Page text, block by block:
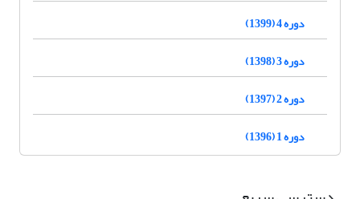
دوره 4 (1399)
دوره 3 (1398)
دوره 2 (1397)
دوره 1 (1396)